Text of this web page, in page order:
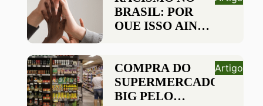
BRASIL: POR
QUE ISSO AINDA
VEJA AQUI!
COMPRA DO
SUPERMERCADO
BIG PELO
Artigo